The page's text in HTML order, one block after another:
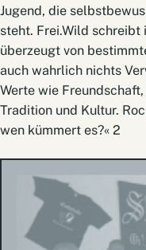
Jugend, die
steht. Frei.Wild schreibt
überzeugt von
auch wahrlich nichts
Werte wie
Tradition und Kultur.
wen kümmert es?« 2